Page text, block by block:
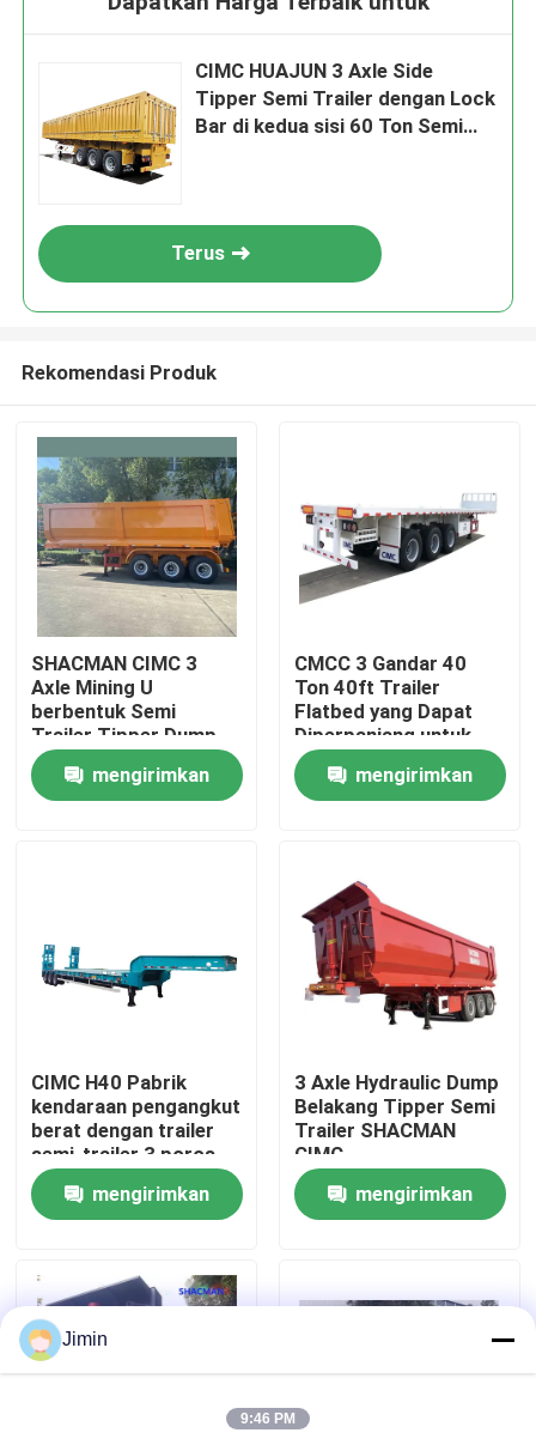
Rumah
Tur Pabrik
Hubungi Kami
Berita
Permintaan Penawaran
Truk Dump Berat
CIMC HUAJUN 3 Axle Side
Tipper Semi Trailer dengan Lock
Bar di kedua sisi 60 Ton Semi
Terus
Rekomendasi Produk
SHACMAN CIMC 3
Axle Mining U
berbentuk Semi
Trailer Tipper Dump
Truck
mengirimkan
CMCC 3 Gandar 40
Ton 40ft Trailer
Flatbed yang Dapat
Diperpanjang untuk
Dijual
mengirimkan
CIMC H40 Pabrik
kendaraan pengangkut
berat dengan trailer
semi-trailer 3 poros
rendah
mengirimkan
3 Axle Hydraulic Dump
Belakang Tipper Semi
Trailer SHACMAN
CIMC
mengirimkan
Jimin
9:46 PM